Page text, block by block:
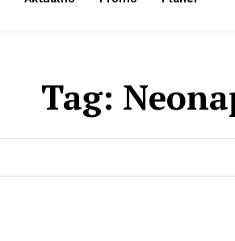
Tag: